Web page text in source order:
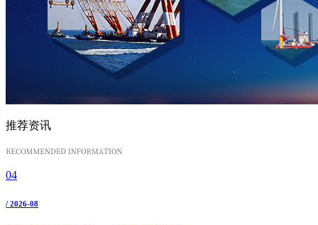
推荐资讯
04
/ 2026-08